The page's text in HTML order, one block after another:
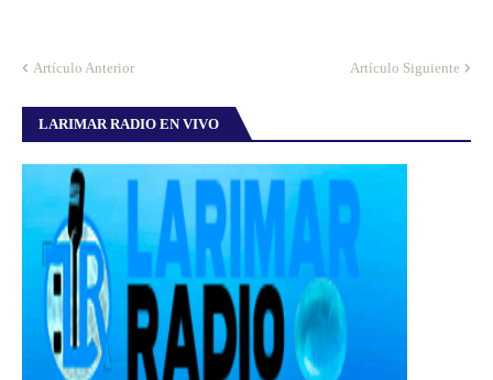
Artículo Anterior Artículo Siguiente
LARIMAR RADIO EN VIVO